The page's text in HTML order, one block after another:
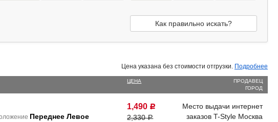
Как правильно искать?
Цена указана без стоимости отгрузки. Подробнее
ЦЕНА
ПРОДАВЕЦ
ГОРОД
Переднее Левое
1,490 Р
2,330Р
Место выдачи интернет
заказов T-Style Москва